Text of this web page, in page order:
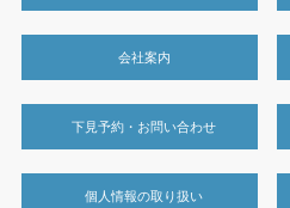
会社案内
下見予約・お問い合わせ
個人情報の取り扱い